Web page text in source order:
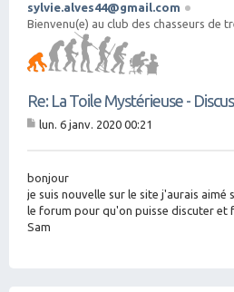
sylvie.alves44@gmail.com
Bienvenu(e) au club des chasseurs de
Re: La Toile Mystérieuse -
g
e
lun. 6 janv. 2020 00:21
bonjour
je suis nouvelle sur le site j'aurais
le forum pour qu'on puisse discuter et
Sam